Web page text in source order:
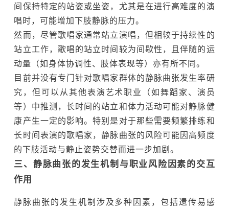
间保持特定的站姿或坐姿，尤其是在进行高难度的演
唱时，可能增加下肢静脉的压力。
然而，尽管歌唱家通常站立演唱，但相较于持续性的
站立工作，歌唱的站立时间较为间歇性，且伴随的运
动量（如身体协调性、肢体表现等）亦有所不同。
目前并没有专门针对歌唱家群体的静脉曲张发生率研
究，但可以从其他表演艺术职业（如舞蹈家、演员
等）中推测，长时间的站立和体力活动可能对静脉健
康产生一定的影响。特别是对于那些需要频繁排练和
长时间表演的歌唱家，静脉曲张的风险可能因高频度
的下肢活动与静止姿势交替而进一步加剧。
三、静脉曲张的发生机制与职业风险因素的交互
作用
静脉曲张的发生机制涉及多种因素，包括遗传易感